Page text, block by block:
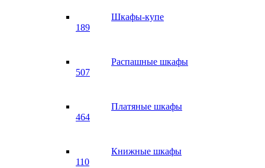
Шкафы-купе
189
Распашные шкафы
507
Платяные шкафы
464
Книжные шкафы
110